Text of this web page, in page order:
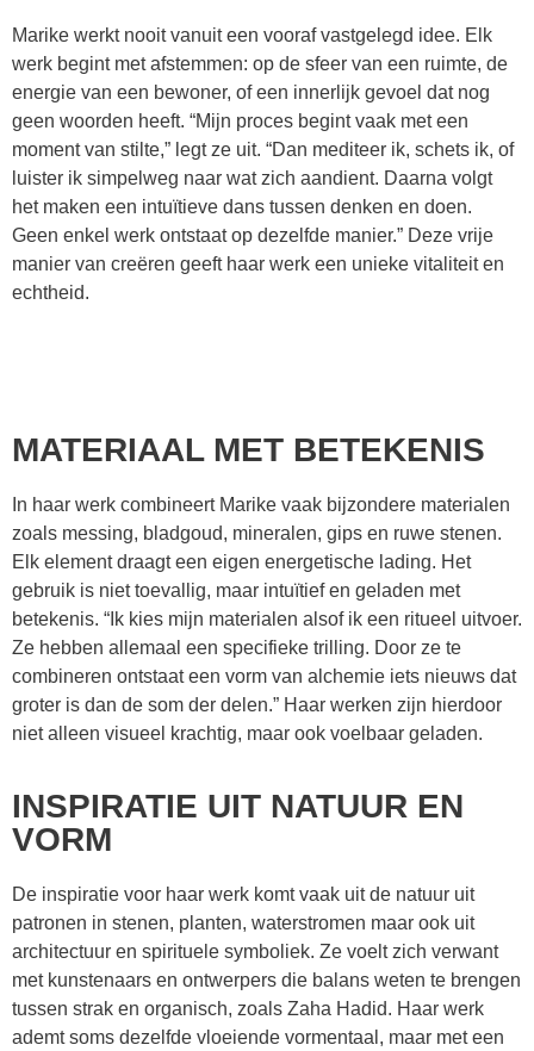
Marike werkt nooit vanuit een vooraf vastgelegd idee. Elk
werk begint met afstemmen: op de sfeer van een ruimte, de
energie van een bewoner, of een innerlijk gevoel dat nog
geen woorden heeft. “Mijn proces begint vaak met een
moment van stilte,” legt ze uit. “Dan mediteer ik, schets ik, of
luister ik simpelweg naar wat zich aandient. Daarna volgt
het maken een intuïtieve dans tussen denken en doen.
Geen enkel werk ontstaat op dezelfde manier.” Deze vrije
manier van creëren geeft haar werk een unieke vitaliteit en
echtheid.
MATERIAAL MET BETEKENIS
In haar werk combineert Marike vaak bijzondere materialen
zoals messing, bladgoud, mineralen, gips en ruwe stenen.
Elk element draagt een eigen energetische lading. Het
gebruik is niet toevallig, maar intuïtief en geladen met
betekenis. “Ik kies mijn materialen alsof ik een ritueel uitvoer.
Ze hebben allemaal een specifieke trilling. Door ze te
combineren ontstaat een vorm van alchemie iets nieuws dat
groter is dan de som der delen.” Haar werken zijn hierdoor
niet alleen visueel krachtig, maar ook voelbaar geladen.
INSPIRATIE UIT NATUUR EN
VORM
De inspiratie voor haar werk komt vaak uit de natuur uit
patronen in stenen, planten, waterstromen maar ook uit
architectuur en spirituele symboliek. Ze voelt zich verwant
met kunstenaars en ontwerpers die balans weten te brengen
tussen strak en organisch, zoals Zaha Hadid. Haar werk
ademt soms dezelfde vloeiende vormentaal, maar met een